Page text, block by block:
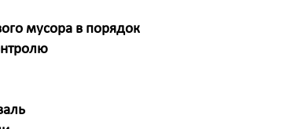
мусора в порядок